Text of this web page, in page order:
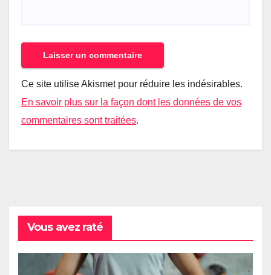
Ce site utilise Akismet pour réduire les indésirables.
En savoir plus sur la façon dont les données de vos
commentaires sont traitées.
Vous avez raté